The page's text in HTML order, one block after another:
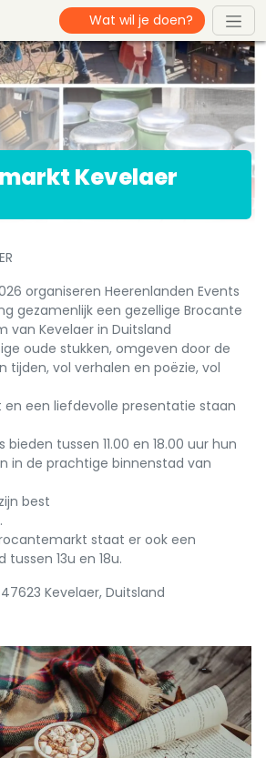
Kevelaer
organiseren Heerenlanden Events
gezamenlijk een gezellige Brocante
van Kevelaer in Duitsland
oude stukken, omgeven door de
tijden, vol verhalen en poëzie, vol
een liefdevolle presentatie staan
tussen 11.00 en 18.00 uur hun
in de prachtige binnenstad van
best
staat er ook een
13u en 18u.
Kevelaer, Duitsland